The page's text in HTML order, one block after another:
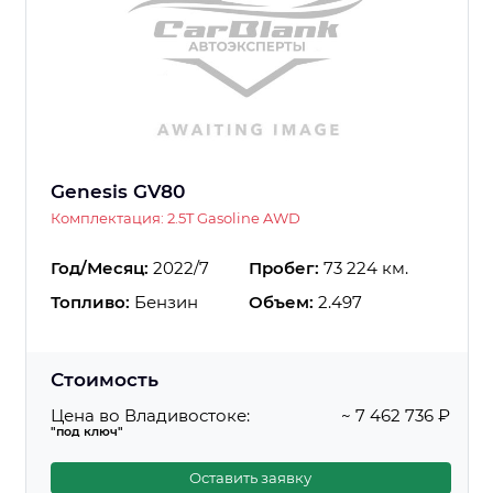
Genesis GV80
Комплектация: 2.5T Gasoline AWD
Год/Месяц: 2022/7 Пробег: 73 224 км.
Топливо: Бензин Объем: 2.497
Стоимость
Цена во Владивостоке:
"под ключ"
~ 7 462 736 ₽
Оставить заявку